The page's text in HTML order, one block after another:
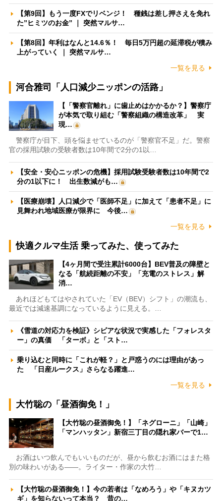
【第9回】もう一度FXでリベンジ！ 種銭は差し押さえを免れ
た”ヒミツのお金” ｜ 突然マルサ…
【第8回】年利はなんと14.6％！ 毎日5万円超の延滞税が積み
上がっていく ｜ 突然マルサ…
一覧を見る
河合雅司「人口減少ニッポンの活路」
【「警察官離れ」に歯止めはかかるか？】警察庁
が本気で取り組む「警察組織の構造改革」 実
現…
警察庁が目下、頭を悩ませているのが「警察官不足」だ。警察
官の採用試験の受験者数は10年間で2分の1以…
【安全・安心ニッポンの危機】採用試験受験者数は10年間で2
分の1以下に！ 出生数減がも…
【医療崩壊】人口減少で「医師不足」に加えて「患者不足」に
見舞われ地域医療が限界に 今後…
一覧を見る
快適クルマ生活 乗ってみた、使ってみた
【4ヶ月間で受注累計6000台】BEV普及の障壁と
なる「航続距離の不安」「充電のストレス」解
消…
あれほどもてはやされていた「EV（BEV）シフト」の潮流も、
最近では減速基調になっているように見える。…
《雪道の対応力を検証》シビアな状況で実感した「フォレスタ
ー」の真価 「ターボ」と「スト…
乗り込むと同時に「これが軽？」と戸惑うのには理由があっ
た 「日産ルークス」さらなる躍進…
一覧を見る
大竹聡の「昼酒御免！」
【大竹聡の昼酒御免！】「ネグローニ」「山崎」
「マンハッタン」新宿三丁目の隠れ家バーで1…
お酒はいつ飲んでもいいものだが、昼から飲むお酒にはまた格
別の味わいがある――。ライター・作家の大竹…
【大竹聡の昼酒御免！】今の若者は「なめろう」や「キヌカツ
ギ」を知らないって本当？ 昔の…